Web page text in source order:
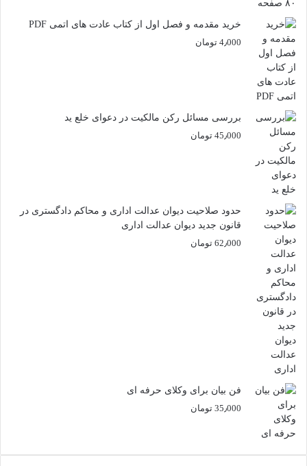
خرید مقدمه و فصل اول از کتاب عادت های اتمی PDF
4٫000 تومان
بررسی مسائل رکن مالکیت در دعوای خلع ید
45٫000 تومان
حدود صلاحیت دیوان عدالت اداری و محاکم دادگستری در
قانون جدید دیوان عدالت اداری
62٫000 تومان
فن بیان برای وکلای حرفه ای
35٫000 تومان